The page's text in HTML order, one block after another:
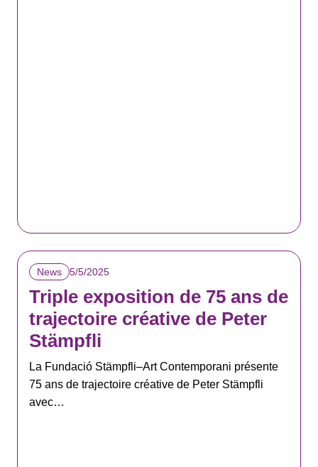
News 5/5/2025
Triple exposition de 75 ans de
trajectoire créative de Peter
Stämpfli
La Fundació Stämpfli–Art Contemporani présente
75 ans de trajectoire créative de Peter Stämpfli
avec…